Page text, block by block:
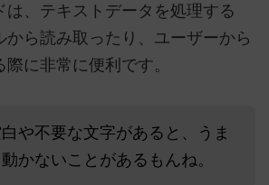
は、テキストデータを処理する
から読み取ったり、ユーザーから
に非常に便利です。
や不要な文字があると、うま
動かないことがあるもんね。